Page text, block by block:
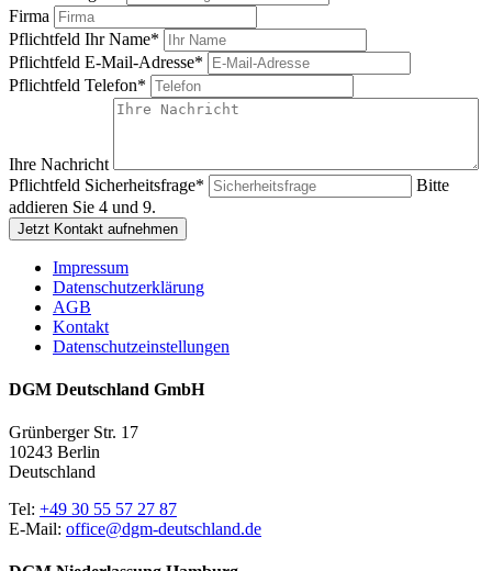
Firma
Pflichtfeld Ihr Name*
Pflichtfeld E-Mail-Adresse*
Pflichtfeld Telefon*
Ihre Nachricht
Pflichtfeld Sicherheitsfrage*
Bitte
addieren Sie 4 und 9.
Jetzt Kontakt aufnehmen
Impressum
Datenschutzerklärung
AGB
Kontakt
Datenschutzeinstellungen
DGM Deutschland GmbH
Grünberger Str. 17
10243 Berlin
Deutschland
Tel: +49 30 55 57 27 87
E-Mail: office@dgm-deutschland.de